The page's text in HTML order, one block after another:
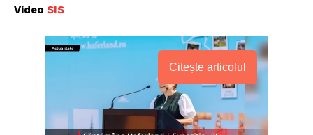
Video SIS
Citește articolul